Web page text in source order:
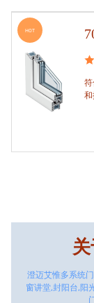
HOT
澄迈艾惟多系统
窗讲堂,封阳台,阳